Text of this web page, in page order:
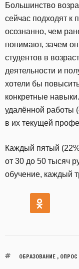
Большинство
сейчас подходят к
осознанно, чем
понимают, зачем
студентов в
деятельности и
хотели бы
конкретные
удалённой работы
в их текущей
Каждый пятый
от 30 до 50 тысяч
обучение, каждый
ОБРАЗОВАНИЕ, ОПРОС